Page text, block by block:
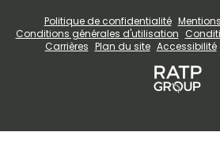
Politique de confidentialité
Conditions générales d'utilisation
Carrières Plan du site Accessibilité